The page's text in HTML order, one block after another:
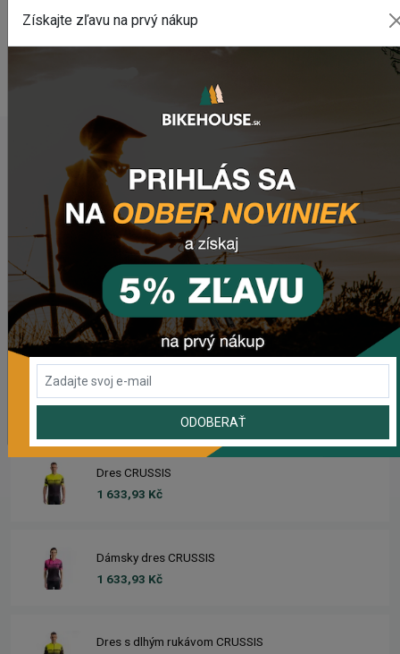
WEBOVÁ STRÁNKA VÝROBCU
POSLEDNÉ PRIDANÉ PRODUKTY
Prehadzovačka SHIMANO ALTUS RD-M310 7/8SP
563,89 Kč
Predné svetlo CRUSSIS CRS 1200
1 841,55 Kč
Zadné svetlo CRUSSIS CRS 20
503,69 Kč
Dres CRUSSIS
1 633,93 Kč
Dámsky dres CRUSSIS
1 633,93 Kč
Dres s dlhým rukávom CRUSSIS
Získajte zľavu na prvý nákup
ODOBERAŤ